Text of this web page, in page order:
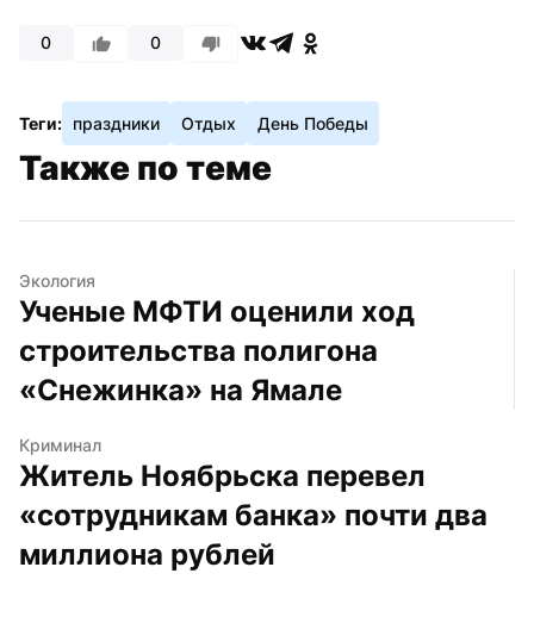
0 0
Теги: праздники Отдых День Победы
Также по теме
Экология
Ученые МФТИ оценили ход
строительства полигона
«Снежинка» на Ямале
Криминал
Житель Ноябрьска перевел
«сотрудникам банка» почти два
миллиона рублей